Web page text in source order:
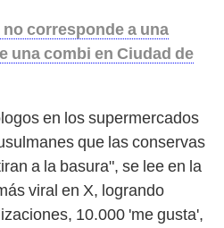
no corresponde a una
una combi en Ciudad de
en los supermercados
que las conservas
a la basura", se lee en la
viral en X, logrando
10.000 'me gusta',